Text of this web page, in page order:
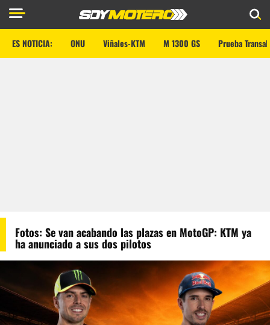
ES NOTICIA: ONU Viñales-KTM M 1300 GS Prueba
Fotos: Se van acabando las plazas en MotoGP: KTM ya
ha anunciado a sus dos pilotos